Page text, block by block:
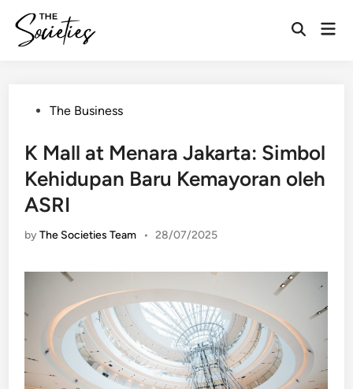
content
Open
PostedThe Business
K Mall at Menara Jakarta: Simbol
Kehidupan Baru Kemayoran oleh
ASRI
byThe Societies Team • 28/07/2025